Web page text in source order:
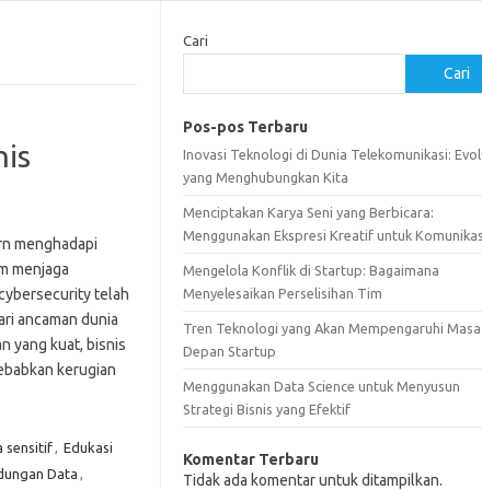
menghadapi
menjaga
telah
ancaman dunia
yang kuat, bisnis
kerugian
sensitif, Edukasi
Data ,
Cari
Cari
Pos-pos Terbaru
Inovasi Teknologi di Dunia Telekomunikasi:
yang Menghubungkan Kita
Menciptakan Karya Seni yang Berbicara:
Menggunakan Ekspresi Kreatif untuk
Mengelola Konflik di Startup: Bagaimana
Menyelesaikan Perselisihan Tim
Tren Teknologi yang Akan Mempengaruhi Masa
Depan Startup
Menggunakan Data Science untuk Menyusun
Strategi Bisnis yang Efektif
Komentar Terbaru
Tidak ada komentar untuk ditampilkan.